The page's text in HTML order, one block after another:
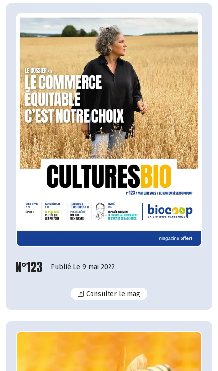
N°123 Publié Le 9 mai 2022
Consulter le magN°123